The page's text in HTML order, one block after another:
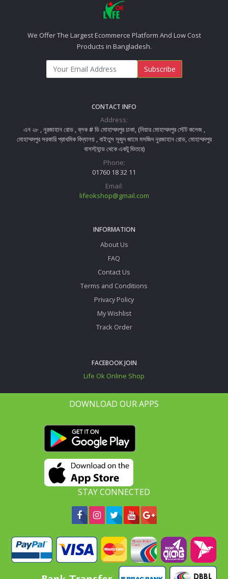
We Offer The Largest Ecommerce Platform And Low Cost
Products in Bangladesh.
Subscribe
CONTACT INFO
Address:
এন ২৮ , নুরজাহান রোড , ব্লক # ডি মোহাম্মদপুর ঢাকা, (নিয়ার মোহাম্মদপুর স্টেট কলেজ ,
মোহাম্মদপুর সরকারি প্রাথমিক বিদ্যালয় , বাইতুস সূজুদ জামে মসজিদ নুরজাহান রোড, মোহাম্মদপুর
বাসস্ট্যান্ড থেকে একটু ভিতরে)
Phone:
01760 18 32 11
Email:
lifeokshop@gmail.com
INFORMATION
About Us
FAQ
Contact Us
Terms and Conditions
Privacy Policy
My Wishlist
Track Order
FACEBOOK JOIN
Life Ok Online Shop
DOWNLOAD OUR APPS
STAY CONNECTED